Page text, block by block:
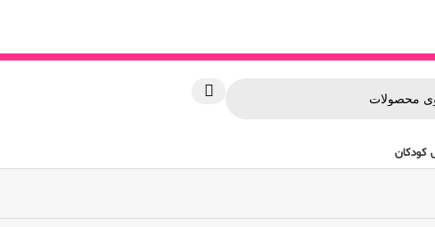
کودکان